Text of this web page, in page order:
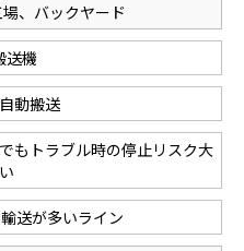
、バックヤード
送機
動搬送
もトラブル時の停止リスク大
送が多いライン